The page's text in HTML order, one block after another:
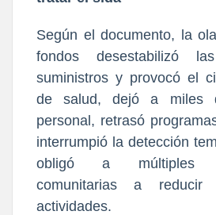
Según el documento, la
fondos desestabilizó
suministros y provocó el
de salud, dejó a miles
personal, retrasó
interrumpió la detección
obligó a múltiples
comunitarias a
actividades.